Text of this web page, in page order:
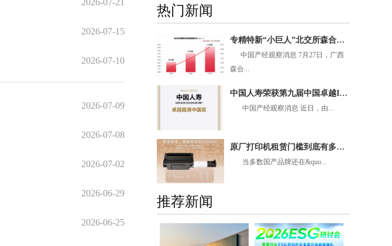
热门新闻
专精特新“小巨人”北交所森合高科：绿色矿山赛道上的隐形冠军
中国产经观察消息 7月27日，广西
森合...
中国人寿荣获第九届中国卓越IR评选“卓越路演中国奖十强”
中国产经观察消息 近日，由...
原厂打印机租赁门槛到底有多高？汉印超激鼓凭什么能做好租赁服务
当多数国产品牌还在&quo...
推荐新闻
2026-07-21
2026-07-15
2026-07-10
2026-07-09
2026-07-08
2026-07-02
2026-06-29
2026-06-25